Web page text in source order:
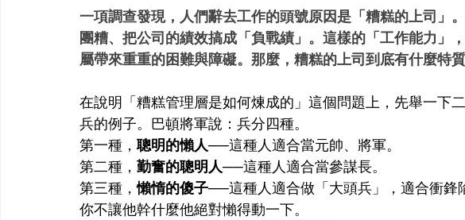
一項調查發現，人們辭去工作的頭號原因是「糟糕的上司」
團糟、把公司的績效搞成「負戰績」。這樣的「工作能力」
屬帶來重重的困難與障礙。那麼，糟糕的上司到底有什麼特
在說明「糟糕管理層是如何煉成的」這個問題上，先舉一下
兵的例子。巴頓將軍說：兵分四種。
第一種， 聰明的懶人──這種人適合當元帥、將軍。
第二種， 勤奮的聰明人──這種人適合當參謀長。
第三種，懶惰的傻子──這種人適合做「大頭兵」，適合衝鋒
你不讓他幹什麼他絕對懶得動一下。